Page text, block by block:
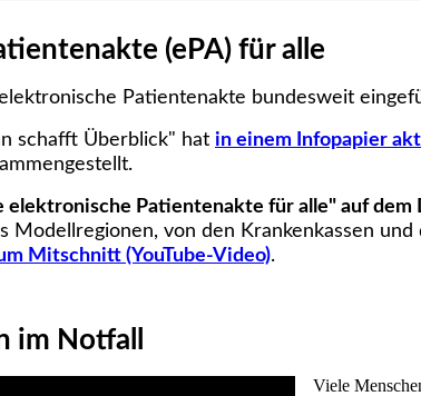
(ePA) für alle
Patientenakte bundesweit
schafft Überblick" hat in einem Infopapier
elektronische Patientenakte für alle" auf dem
Modellregionen, von den Krankenkassen
Mitschnitt (YouTube-Video).
im Notfall
Viele